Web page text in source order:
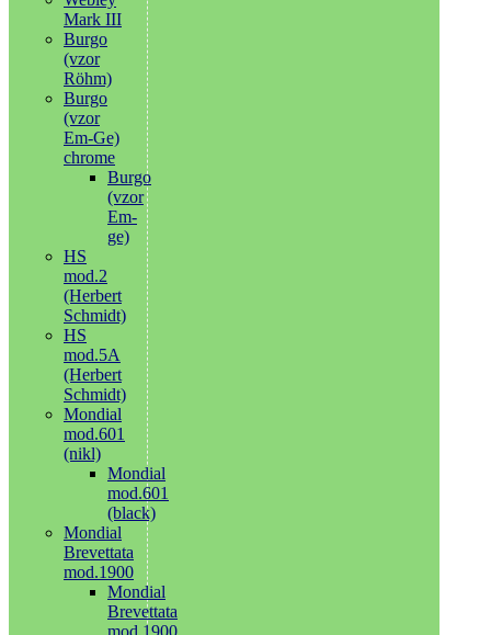
Mark III
Burgo
(vzor
Röhm)
Burgo
(vzor
Em-Ge)
chrome
Burgo
(vzor
Em-
ge)
HS
mod.2
(Herbert
Schmidt)
HS
mod.5A
(Herbert
Schmidt)
Mondial
mod.601
(nikl)
Mondial
mod.601
(black)
Mondial
Brevettata
mod.1900
Mondial
Brevettata
mod.1900